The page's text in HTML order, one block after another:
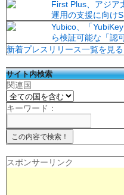
First Plus、アジア
運用の支援に向け
Yubico、「
ら検証可能な「認
新着プレスリリース一覧を見る
サイト内検索
関連国
キーワード：
スポンサーリンク